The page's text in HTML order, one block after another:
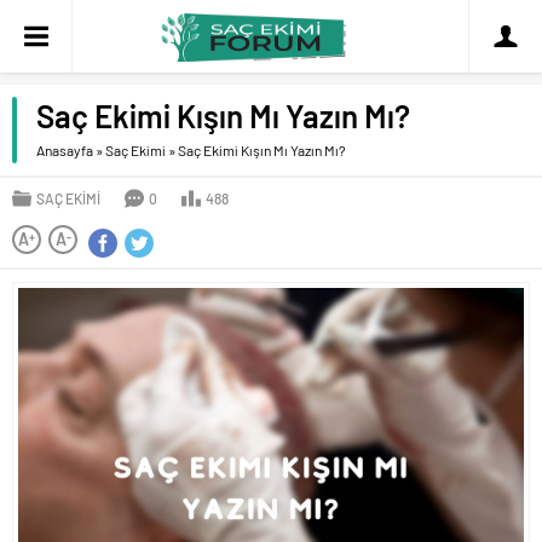
Saç Ekimi Kışın Mı Yazın Mı?
Anasayfa »Saç Ekimi »Saç Ekimi Kışın Mı Yazın Mı?
SAÇ EKIMI 0 488
A+ A-